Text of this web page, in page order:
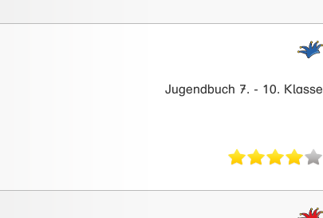
Jugendbuch 7. - 10. Klasse